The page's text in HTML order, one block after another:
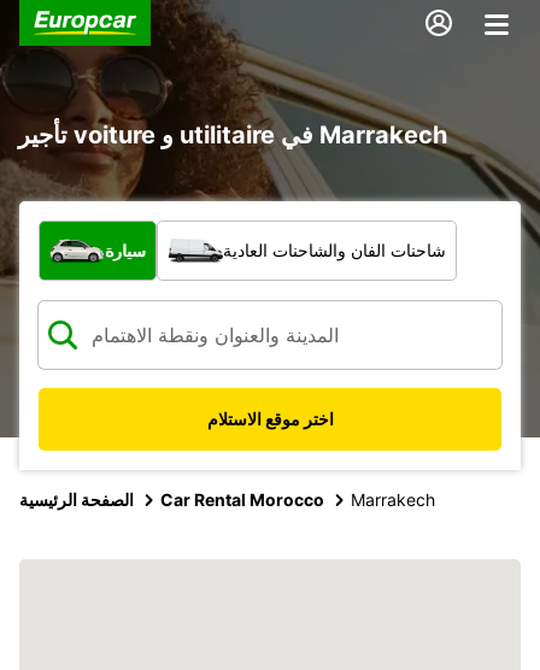
تأجير voiture و utilitaire في Marrakech
ما نوع المركبة؟
سيارة شاحنات الفان والشاحنات العادية
اختر موقع الاستلام
الصفحة الرئيسية Car Rental Morocco Marrakech